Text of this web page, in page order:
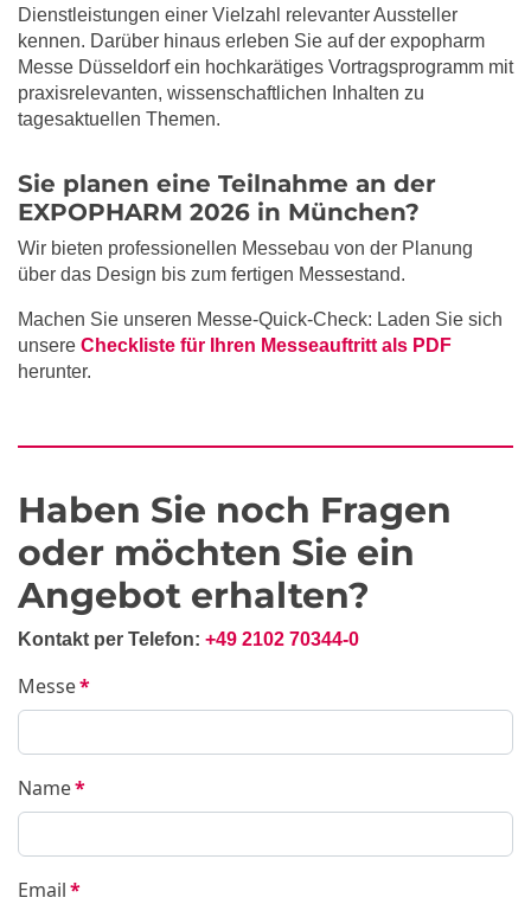
Dienstleistungen einer Vielzahl relevanter Aussteller
kennen. Darüber hinaus erleben Sie auf der expopharm
Messe Düsseldorf ein hochkarätiges Vortragsprogramm mit
praxisrelevanten, wissenschaftlichen Inhalten zu
tagesaktuellen Themen.
Sie planen eine Teilnahme an der
EXPOPHARM 2026 in München?
Wir bieten professionellen Messebau von der Planung
über das Design bis zum fertigen Messestand.
Machen Sie unseren Messe-Quick-Check: Laden Sie sich
unsere Checkliste für Ihren Messeauftritt als PDF
herunter.
Haben Sie noch Fragen
oder möchten Sie ein
Angebot erhalten?
Kontakt per Telefon: +49 2102 70344-0
Messe*
Name*
Email*